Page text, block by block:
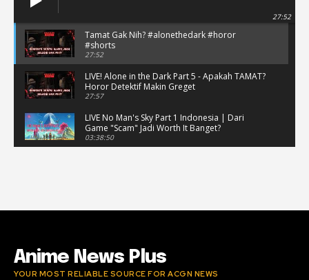
27:52
Tamat Gak Nih? #alonethedark #horor
#shorts
27:52
LIVE! Alone in the Dark Part 5 - Apakah TAMAT?
Horor Detektif Makin Greget
27:57
LIVE No Man's Sky Part 1 Indonesia | Dari
Game "Scam" Jadi Worth It Banget?
03:38:50
#gaming #horor
Anime News Plus
YOUR MOST RELIABLE SOURCE FOR ACGN NEWS